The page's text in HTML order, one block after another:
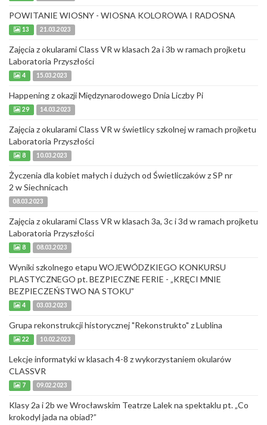
POWITANIE WIOSNY - WIOSNA KOLOROWA I RADOSNA
13 21.03.2023
Zajęcia z okularami Class VR w klasach 2a i 3b w ramach projketu
Laboratoria Przyszłości
4 15.03.2023
Happening z okazji Międzynarodowego Dnia Liczby Pi
29 14.03.2023
Zajęcia z okularami Class VR w świetlicy szkolnej w ramach projketu
Laboratoria Przyszłości
8 10.03.2023
Życzenia dla kobiet małych i dużych od Świetliczaków z SP nr
2 w Siechnicach
08.03.2023
Zajęcia z okularami Class VR w klasach 3a, 3c i 3d w ramach projketu
Laboratoria Przyszłości
8 08.03.2023
Wyniki szkolnego etapu WOJEWÓDZKIEGO KONKURSU
PLASTYCZNEGO pt. BEZPIECZNE FERIE - „KRĘCI MNIE
BEZPIECZEŃSTWO NA STOKU”
4 03.03.2023
Grupa rekonstrukcji historycznej "Rekonstrukto" z Lublina
22 10.02.2023
Lekcje informatyki w klasach 4-8 z wykorzystaniem okularów
CLASSVR
7 09.02.2023
Klasy 2a i 2b we Wrocławskim Teatrze Lalek na spektaklu pt. „Co
krokodyl jada na obiad?”